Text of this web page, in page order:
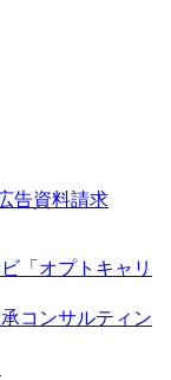
告資料請求
「オプトキャリ
コンサルティン